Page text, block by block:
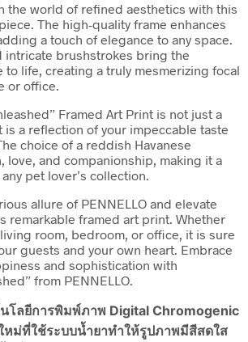
the world of refined aesthetics with this
The high-quality frame enhances
a touch of elegance to any space.
intricate brushstrokes bring the
to life, creating a truly mesmerizing focal
or office.
Framed Art Print is not just a
a reflection of your impeccable taste
choice of a reddish Havanese
love, and companionship, making it a
pet lover’s collection.
allure of PENNELLO and elevate
remarkable framed art print. Whether
room, bedroom, or office, it is sure
guests and your own heart. Embrace
and sophistication with
from PENNELLO.
นโลยีการพิมพ์ภาพ Digital Chromogenic
หม่ที่ใช้ระบบน้ำยาทำให้รูปภาพมีสีสดใส